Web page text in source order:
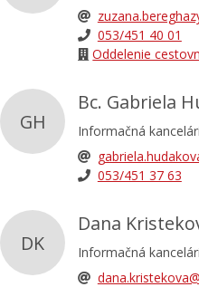
053/451 40 01
Oddelenie
GH
Bc. Gabriela
Informačná
053/451 37 63
DK
Dana
Informačná